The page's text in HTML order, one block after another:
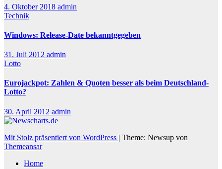
4. Oktober 2018 admin
Technik
Windows: Release-Date bekanntgegeben
31. Juli 2012 admin
Lotto
Eurojackpot: Zahlen & Quoten besser als beim Deutschland-
Lotto?
30. April 2012 admin
Mit Stolz präsentiert von WordPress | Theme: Newsup von
Themeansar
Home